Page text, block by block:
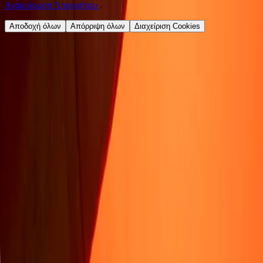
Ανακοίνωση Απορρήτου .
Αποδοχή όλων Απόρριψη όλων Διαχείριση Cookies